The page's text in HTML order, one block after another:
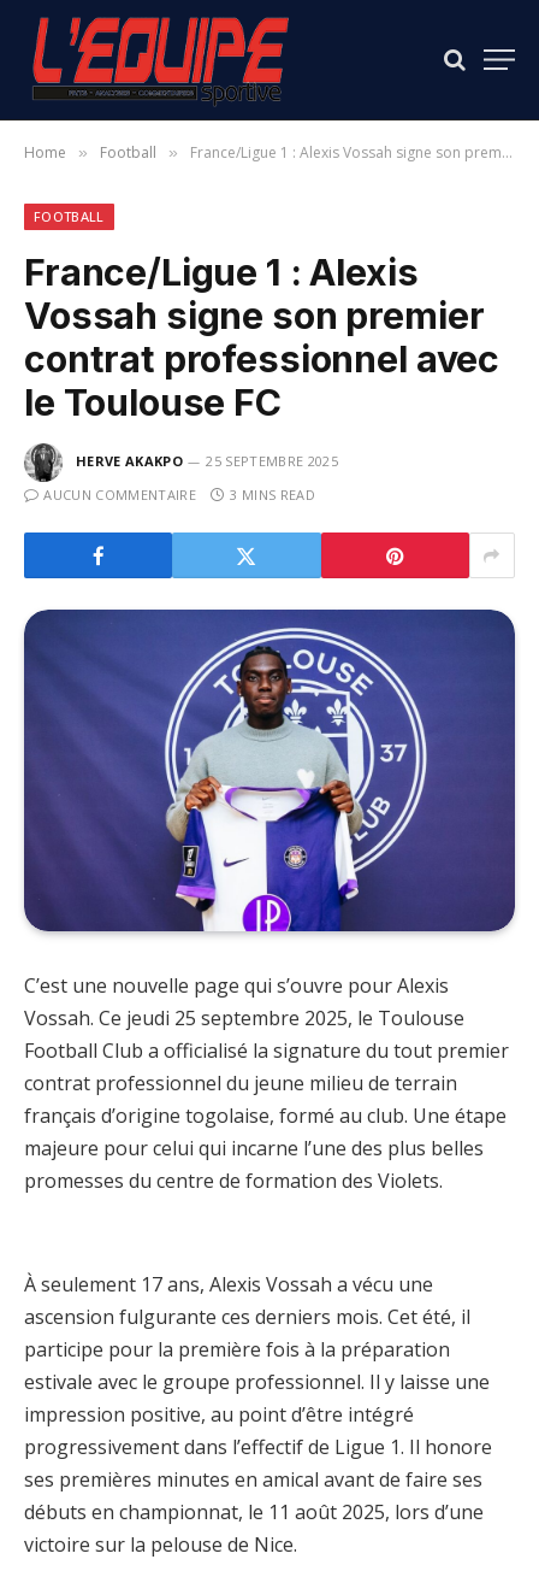
Home » Football » France/Ligue 1 : Alexis Vossah signe son premier contrat professionnel avec le Toulouse FC
FOOTBALL
France/Ligue 1 : Alexis
Vossah signe son premier
contrat professionnel avec
le Toulouse FC
HERVE AKAKPO
25 SEPTEMBRE 2025
AUCUN COMMENTAIRE
3 MINS READ
C’est une nouvelle page qui s’ouvre pour Alexis
Vossah. Ce jeudi 25 septembre 2025, le Toulouse
Football Club a officialisé la signature du tout premier
contrat professionnel du jeune milieu de terrain
français d’origine togolaise, formé au club. Une étape
majeure pour celui qui incarne l’une des plus belles
promesses du centre de formation des Violets.
À seulement 17 ans, Alexis Vossah a vécu une
ascension fulgurante ces derniers mois. Cet été, il
participe pour la première fois à la préparation
estivale avec le groupe professionnel. Il y laisse une
impression positive, au point d’être intégré
progressivement dans l’effectif de Ligue 1. Il honore
ses premières minutes en amical avant de faire ses
débuts en championnat, le 11 août 2025, lors d’une
victoire sur la pelouse de Nice.